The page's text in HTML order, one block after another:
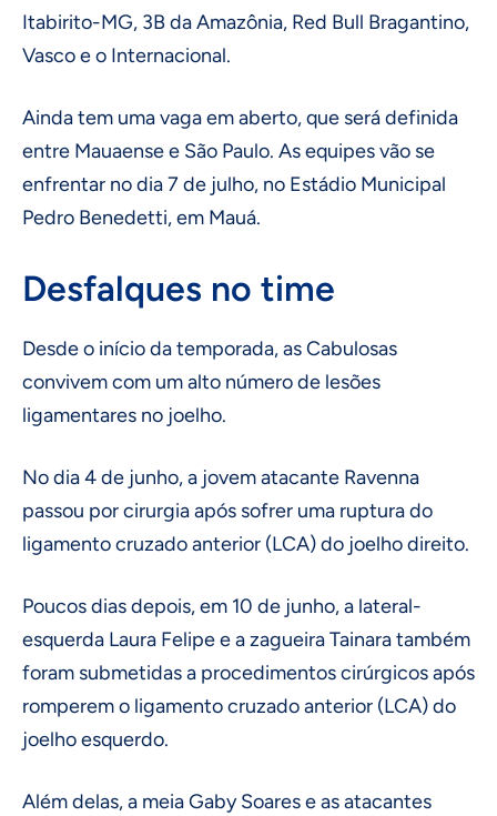
Itabirito-MG, 3B da Amazônia, Red Bull Bragantino,
Vasco e o Internacional.
Ainda tem uma vaga em aberto, que será definida
entre Mauaense e São Paulo. As equipes vão se
enfrentar no dia 7 de julho, no Estádio Municipal
Pedro Benedetti, em Mauá.
Desfalques no time
Desde o início da temporada, as Cabulosas
convivem com um alto número de lesões
ligamentares no joelho.
No dia 4 de junho, a jovem atacante Ravenna
passou por cirurgia após sofrer uma ruptura do
ligamento cruzado anterior (LCA) do joelho direito.
Poucos dias depois, em 10 de junho, a lateral-
esquerda Laura Felipe e a zagueira Tainara também
foram submetidas a procedimentos cirúrgicos após
romperem o ligamento cruzado anterior (LCA) do
joelho esquerdo.
Além delas, a meia Gaby Soares e as atacantes